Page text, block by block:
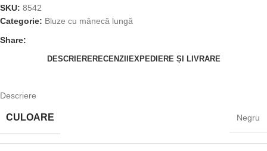
SKU: 8542
Categorie: Bluze cu mânecă lungă
Share:
DESCRIERERECENZIIEXPEDIERE ȘI LIVRARE
Descriere
CULOARE Negru